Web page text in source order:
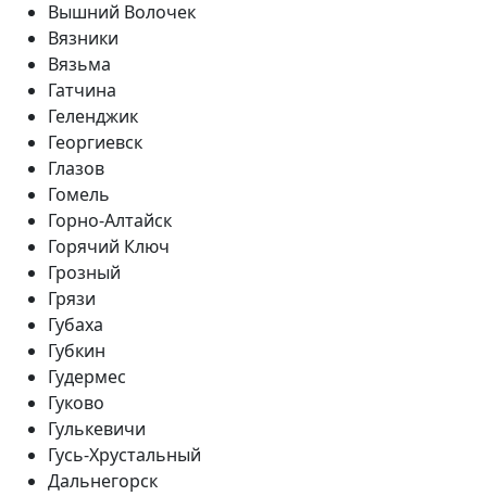
Вышний Волочек
Вязники
Вязьма
Гатчина
Геленджик
Георгиевск
Глазов
Гомель
Горно-Алтайск
Горячий Ключ
Грозный
Грязи
Губаха
Губкин
Гудермес
Гуково
Гулькевичи
Гусь-Хрустальный
Дальнегорск